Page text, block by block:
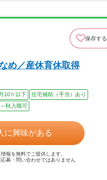
保存する
め／産休育休取得
10ｈ以下
住宅補助（手当）あり
秋入職可
に興味がある
報を無料でご提供します。
募・問い合わせではありません